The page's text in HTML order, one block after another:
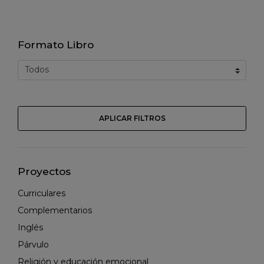
Formato Libro
APLICAR FILTROS
Proyectos
Curriculares
Complementarios
Inglés
Párvulo